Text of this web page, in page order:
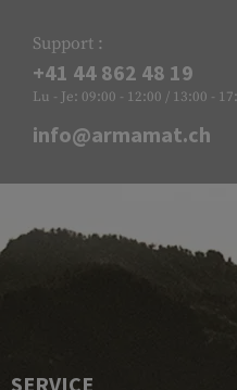
Support :
+41 44 862 48 19
Lu - Je: 09:00 - 12:00 / 13:00 -
info@armamat.ch
SERVICE